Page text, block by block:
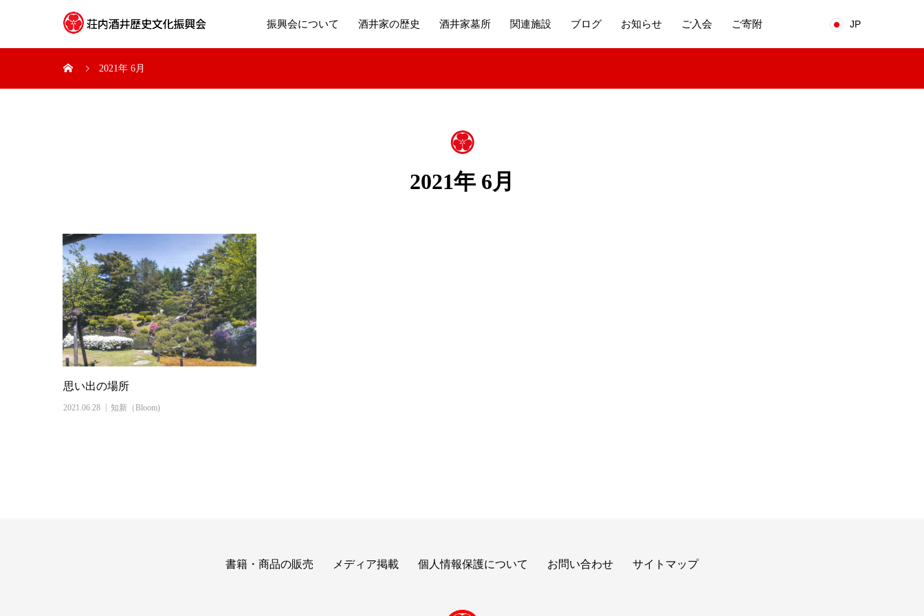
振興会について 酒井家の歴史 酒井家墓所 関連施設 ブログ お知らせ ご入会 ご寄附 JP
2021年 6月
2021年 6月
思い出の場所
2021.06.28 知新（Bloom)
書籍・商品の販売 メディア掲載 個人情報保護について お問い合わせ サイトマップ